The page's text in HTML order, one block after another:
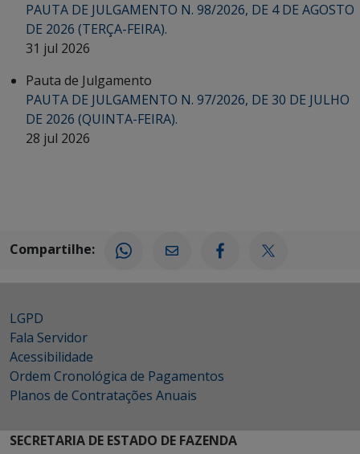
PAUTA DE JULGAMENTO N. 98/2026, DE 4 DE AGOSTO
DE 2026 (TERÇA-FEIRA).
31 jul 2026
Pauta de Julgamento
PAUTA DE JULGAMENTO N. 97/2026, DE 30 DE JULHO
DE 2026 (QUINTA-FEIRA).
28 jul 2026
Compartilhe:
LGPD
Fala Servidor
Acessibilidade
Ordem Cronológica de Pagamentos
Planos de Contratações Anuais
SECRETARIA DE ESTADO DE FAZENDA